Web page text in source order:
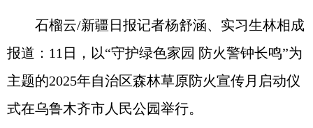
石榴云/新疆日报记者杨舒涵、实习生林相成
报道：11日，以“守护绿色家园 防火警钟长鸣”为
主题的2025年自治区森林草原防火宣传月启动仪
式在乌鲁木齐市人民公园举行。